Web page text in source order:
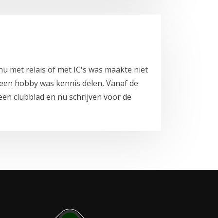
met relais of met IC's was maakte niet
hobby was kennis delen, Vanaf de
clubblad en nu schrijven voor de